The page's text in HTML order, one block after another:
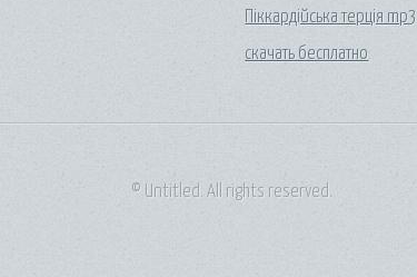
Піккардійська терція mp3
скачать бесплатно
© Untitled. All rights reserved.